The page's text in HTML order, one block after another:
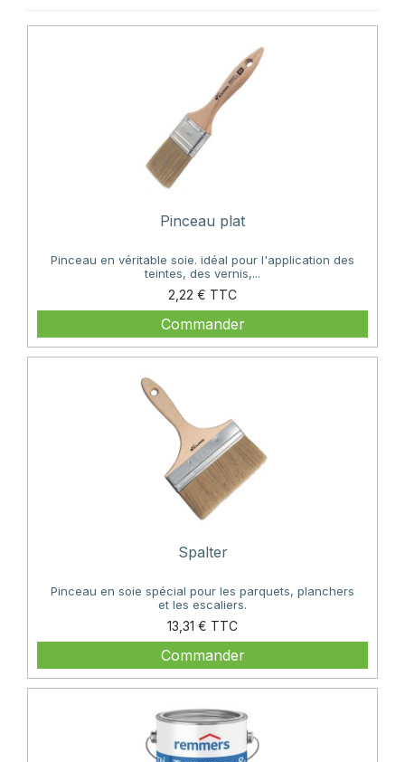
Pinceau plat
Pinceau en véritable soie. idéal pour l'application des
teintes, des vernis,...
2,22 €
Prix
Commander
Spalter
Pinceau en soie spécial pour les parquets, planchers
et les escaliers.
13,31 €
Prix
Commander